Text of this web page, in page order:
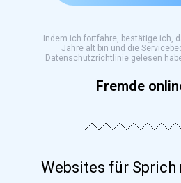
Indem ich fortfahre, bestätige ich,
Jahre alt bin und die
Datenschutzrichtlinie gelesen
Fremde
Websites für Sprich